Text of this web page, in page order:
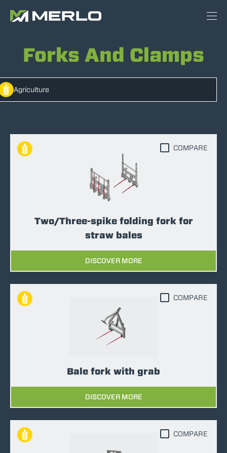
Forks And Clamps
Agriculture
Two/Three-spike folding fork for
straw bales
DISCOVER MORE
COMPARE
Bale fork with grab
DISCOVER MORE
COMPARE
COMPARE